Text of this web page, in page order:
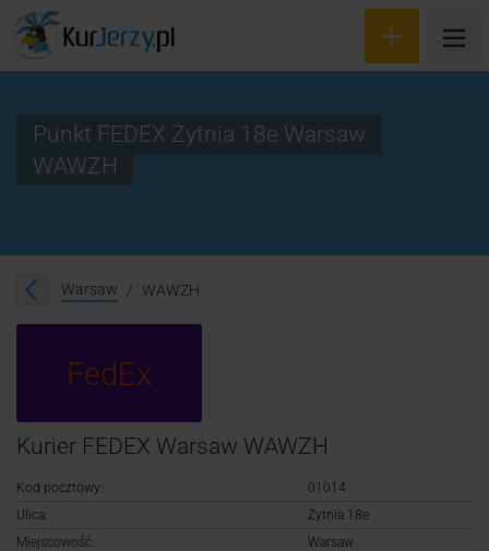
Śledzenie przesyłki
Punkt FEDEX Żytnia 18e Warsaw
WAWZH
Warsaw WAWZH
FedEx
Kurier FEDEX Warsaw WAWZH
Kod pocztowy:
01014
Ulica:
Żytnia 18e
Miejscowość:
Warsaw